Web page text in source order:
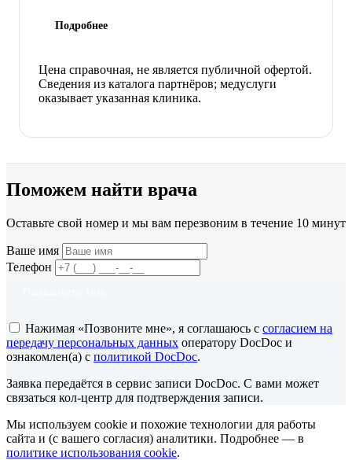
Подробнее
Цена справочная, не является публичной офертой.
Сведения из каталога партнёров; медуслуги
оказывает указанная клиника.
Поможем найти врача
Оставьте свой номер и мы вам перезвоним в течение 10 минут
Ваше имя
Телефон
Нажимая «Позвоните мне», я соглашаюсь с согласием на
передачу персональных данных оператору DocDoc и
ознакомлен(а) с политикой DocDoc.
Заявка передаётся в сервис записи DocDoc. С вами может
связаться кол-центр для подтверждения записи.
Мы используем cookie и похожие технологии для работы
сайта и (с вашего согласия) аналитики. Подробнее — в
политике использования cookie.